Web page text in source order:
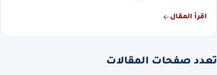
اقرأ المقال
تعدد صفحات المقالات